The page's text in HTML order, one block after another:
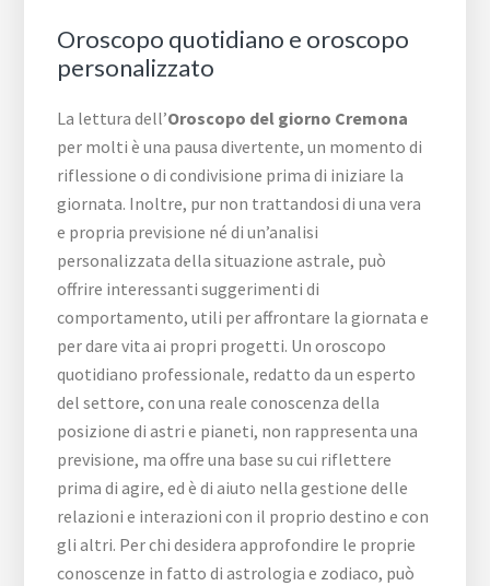
Oroscopo quotidiano e oroscopo
personalizzato
La lettura dell’Oroscopo del giorno Cremona
per molti è una pausa divertente, un momento di
riflessione o di condivisione prima di iniziare la
giornata. Inoltre, pur non trattandosi di una vera
e propria previsione né di un’analisi
personalizzata della situazione astrale, può
offrire interessanti suggerimenti di
comportamento, utili per affrontare la giornata e
per dare vita ai propri progetti. Un oroscopo
quotidiano professionale, redatto da un esperto
del settore, con una reale conoscenza della
posizione di astri e pianeti, non rappresenta una
previsione, ma offre una base su cui riflettere
prima di agire, ed è di aiuto nella gestione delle
relazioni e interazioni con il proprio destino e con
gli altri. Per chi desidera approfondire le proprie
conoscenze in fatto di astrologia e zodiaco, può